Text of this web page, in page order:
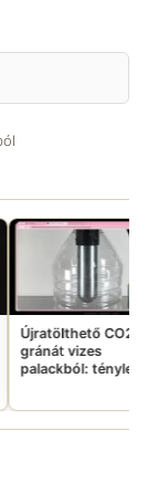
Mayo
266 000
luxusbuild
ingyen